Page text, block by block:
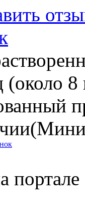
(около
портале